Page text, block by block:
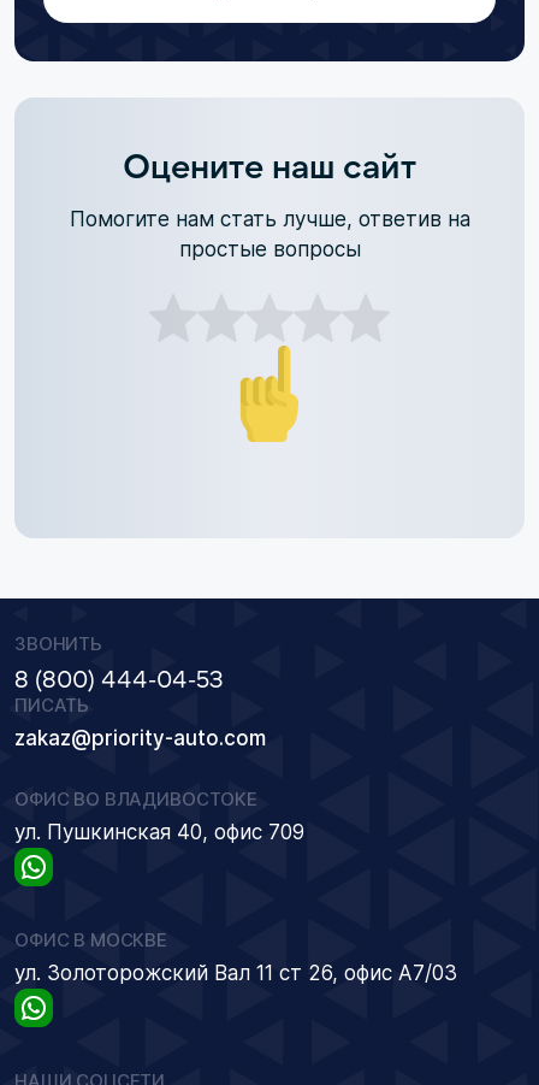
Оцените наш сайт
Помогите нам стать лучше, ответив на
простые вопросы
ЗВОНИТЬ
8 (800) 444-04-53
ПИСАТЬ
zakaz@priority-auto.com
ОФИС ВО ВЛАДИВОСТОКЕ
ул. Пушкинская 40, офис 709
ОФИС В МОСКВЕ
ул. Золоторожский Вал 11 ст 26, офис А7/03